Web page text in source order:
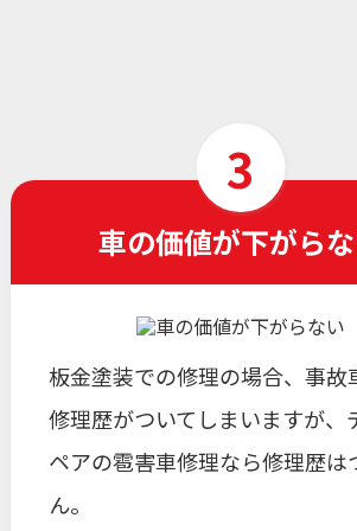
車の価値が下がら
板金塗装での修理の場合、事故
修理歴がついてしまいますが、
ペアの雹害車修理なら修理歴は
ん。